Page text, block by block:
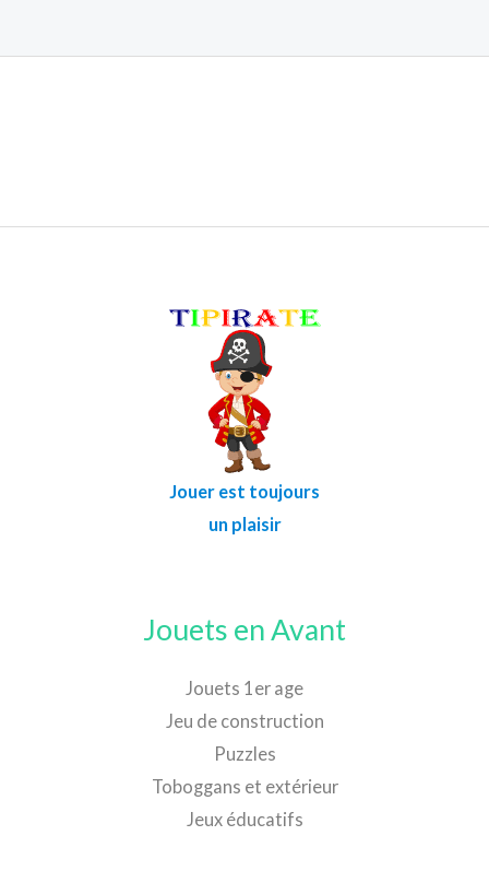
Jouer est toujours
un plaisir
Jouets en Avant
Jouets 1er age
Jeu de construction
Puzzles
Toboggans et extérieur
Jeux éducatifs